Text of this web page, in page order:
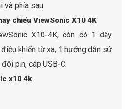
và phía sau
chiếu ViewSonic X10 4K
X10-4K, còn có 1 dây
khiển từ xa, 1 hướng dẫn sử
pin, cáp USB-C.